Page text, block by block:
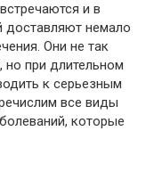
и в
доставляют немало
Они не так
но при длительном
к серьезным
все виды
которые